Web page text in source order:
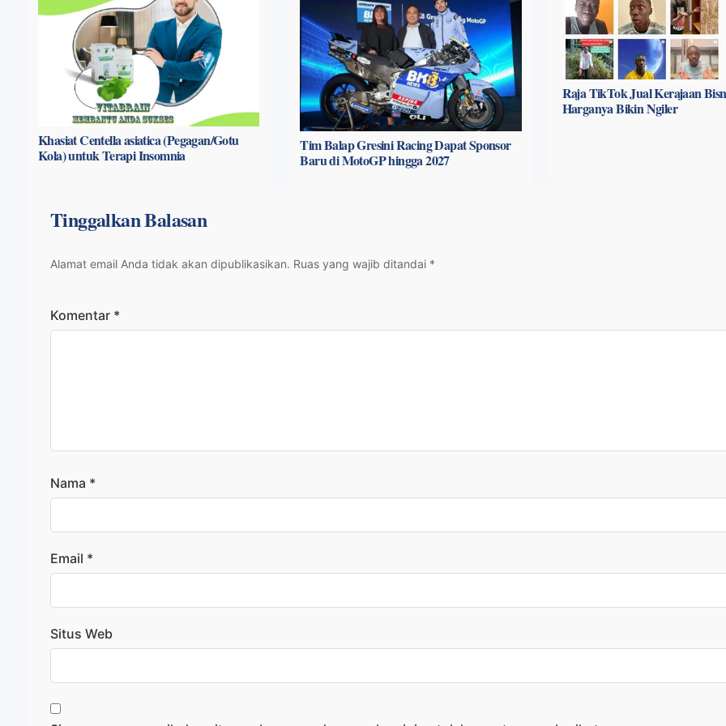
Khasiat Centella asiatica (Pegagan/Gotu
Kola) untuk Terapi Insomnia
Tim Balap Gresini Racing Dapat Sponsor
Baru di MotoGP hingga 2027
Raja TikTok Jual Kerajaan
Harganya Bikin Ngiler
Tinggalkan Balasan
Alamat email Anda tidak akan dipublikasikan. Ruas yang wajib ditandai *
Komentar *
Nama *
Email *
Situs Web